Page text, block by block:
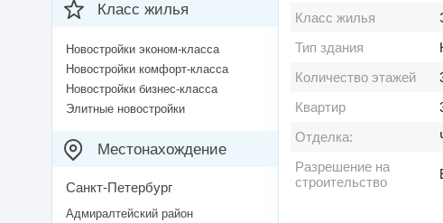
Класс жилья
Тип здания
Количество этажей
Квартир
Отделка:
Разрешение на
строительство
Класс жилья
Новостройки эконом-класса
Новостройки комфорт-класса
Новостройки бизнес-класса
Элитные новостройки
Местонахождение
Санкт-Петербург
Адмиралтейский район